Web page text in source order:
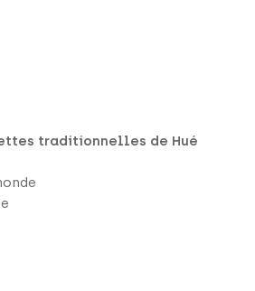
traditionnelles de Hué